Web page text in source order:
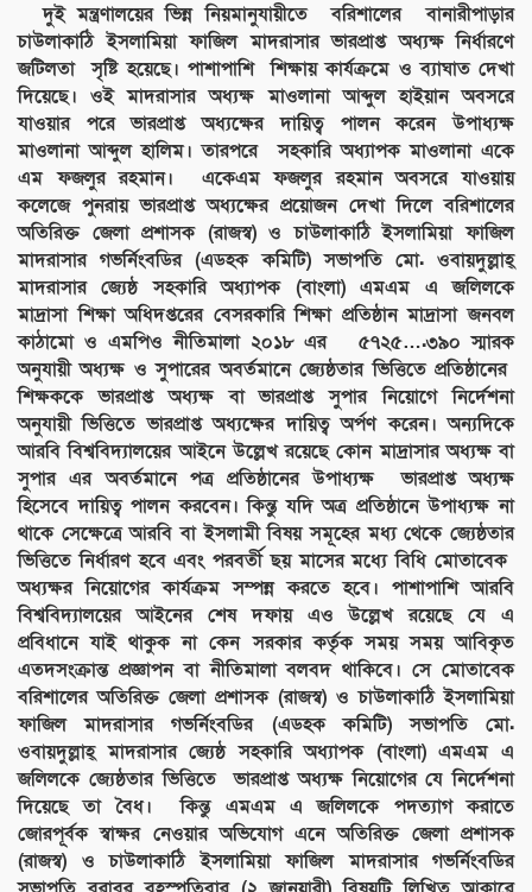
দুই মন্ত্রণালয়ের ভিন্ন নিয়মানুযায়ীতে বরিশালের বানারীপাড়ার
চাউলাকাঠি ইসলামিয়া ফাজিল মাদরাসার ভারপ্রাপ্ত অধ্যক্ষ নির্ধারণে
জটিলতা সৃষ্টি হয়েছে। পাশাপাশি শিক্ষায় কার্যক্রমে ও ব্যাঘাত দেখা
দিয়েছে। ওই মাদরাসার অধ্যক্ষ মাওলানা আব্দুল হাইয়ান অবসরে
যাওয়ার পরে ভারপ্রাপ্ত অধ্যক্ষের দায়িত্ব পালন করেন উপাধ্যক্ষ
মাওলানা আব্দুল হালিম। তারপরে সহকারি অধ্যাপক মাওলানা একে
এম ফজলুর রহমান। একেএম ফজলুর রহমান অবসরে যাওয়ায়
কলেজে পুনরায় ভারপ্রাপ্ত অধ্যক্ষের প্রয়োজন দেখা দিলে বরিশালের
অতিরিক্ত জেলা প্রশাসক (রাজস্ব) ও চাউলাকাঠি ইসলামিয়া ফাজিল
মাদরাসার গভর্নিংবডির (এডহক কমিটি) সভাপতি মো. ওবায়দুল্লাহ্
মাদরাসার জ্যেষ্ঠ সহকারি অধ্যাপক (বাংলা) এমএম এ জলিলকে
মাদ্রাসা শিক্ষা অধিদপ্তরের বেসরকারি শিক্ষা প্রতিষ্ঠান মাদ্রাসা জনবল
কাঠামো ও এমপিও নীতিমালা ২০১৮ এর ৫৭২৫….৩৯০ স্মারক
অনুযায়ী অধ্যক্ষ ও সুপারের অবর্তমানে জ্যেষ্ঠতার ভিত্তিতে প্রতিষ্ঠানের
শিক্ষককে ভারপ্রাপ্ত অধ্যক্ষ বা ভারপ্রাপ্ত সুপার নিয়োগে নির্দেশনা
অনুযায়ী ভিত্তিতে ভারপ্রাপ্ত অধ্যক্ষের দায়িত্ব অর্পণ করেন। অন্যদিকে
আরবি বিশ্ববিদ্যালয়ের আইনে উল্লেখ রয়েছে কোন মাদ্রাসার অধ্যক্ষ বা
সুপার এর অবর্তমানে পত্র প্রতিষ্ঠানের উপাধ্যক্ষ ভারপ্রাপ্ত অধ্যক্ষ
হিসেবে দায়িত্ব পালন করবেন। কিন্তু যদি অত্র প্রতিষ্ঠানে উপাধ্যক্ষ না
থাকে সেক্ষেত্রে আরবি বা ইসলামী বিষয় সমূহের মধ্য থেকে জ্যেষ্ঠতার
ভিত্তিতে নির্ধারণ হবে এবং পরবর্তী ছয় মাসের মধ্যে বিধি মোতাবেক
অধ্যক্ষর নিয়োগের কার্যক্রম সম্পন্ন করতে হবে। পাশাপাশি আরবি
বিশ্ববিদ্যালয়ের আইনের শেষ দফায় এও উল্লেখ রয়েছে যে এ
প্রবিধানে যাই থাকুক না কেন সরকার কর্তৃক সময় সময় আবিকৃত
এতদসংক্রান্ত প্রজ্ঞাপন বা নীতিমালা বলবদ থাকিবে। সে মোতাবেক
বরিশালের অতিরিক্ত জেলা প্রশাসক (রাজস্ব) ও চাউলাকাঠি ইসলামিয়া
ফাজিল মাদরাসার গভর্নিংবডির (এডহক কমিটি) সভাপতি মো.
ওবায়দুল্লাহ্ মাদরাসার জ্যেষ্ঠ সহকারি অধ্যাপক (বাংলা) এমএম এ
জলিলকে জ্যেষ্ঠতার ভিত্তিতে ভারপ্রাপ্ত অধ্যক্ষ নিয়োগের যে নির্দেশনা
দিয়েছে তা বৈধ। কিন্তু এমএম এ জলিলকে পদত্যাগ করাতে
জোরপূর্বক স্বাক্ষর নেওয়ার অভিযোগ এনে অতিরিক্ত জেলা প্রশাসক
(রাজস্ব) ও চাউলাকাঠি ইসলামিয়া ফাজিল মাদরাসার গভর্নিংবডির